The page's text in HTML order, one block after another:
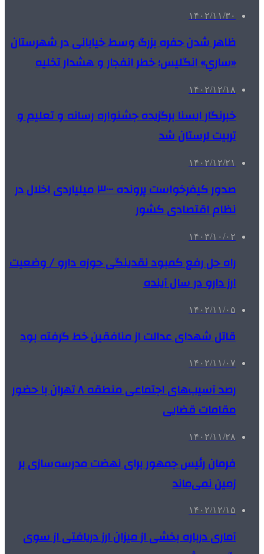
۱۴۰۲/۱۱/۳۰
ظاهر شدن حفره بزرگ وسط خیابانی در شهرستان
«ساریِ» انگلیس؛ خطر انفجار و هشدار تخلیه
۱۴۰۲/۱۲/۱۸
خبرنگار ایسنا برگزیده جشنواره رسانه و تعلیم و
تربیت لرستان شد
۱۴۰۲/۱۲/۲۱
صدور کیفرخواست پرونده ۳۰۰۰ میلیاردی اخلال در
نظام اقتصادی کشور
۱۴۰۳/۱۰/۰۲
راه حل رفع کمبود نقدینگی حوزه دارو / وضعیت
ارز دارو در سال آینده
۱۴۰۲/۱۱/۰۵
قاتل شهدای عدالت از منافقین خط گرفته بود
۱۴۰۲/۱۱/۰۷
رصد آسیب‌های اجتماعی منطقه ۸ تهران با حضور
مقامات قضایی
۱۴۰۲/۱۱/۲۸
فرمان رئیس جمهور برای نهضت مدرسه‌سازی بر
زمین نمی‌ماند
۱۴۰۲/۱۲/۱۵
آماری درباره بخشی از میزان ارز دریافتی از سوی